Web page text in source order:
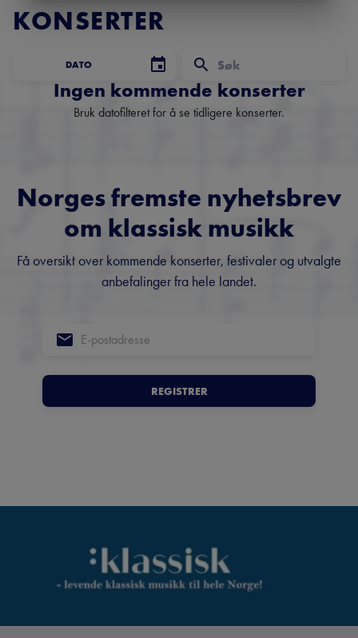
KONSERTER
DATO
Ingen kommende konserter
Bruk datofilteret for å se tidligere konserter.
Norges fremste nyhetsbrev
om klassisk musikk
Få oversikt over kommende konserter, festivaler og utvalgte
anbefalinger fra hele landet.
REGISTRER